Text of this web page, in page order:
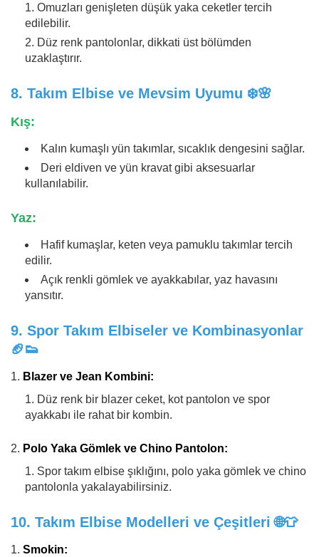
Omuzları genişleten düşük yaka ceketler tercih
edilebilir.
Düz renk pantolonlar, dikkati üst bölümden
uzaklaştırır.
8. Takım Elbise ve Mevsim Uyumu ❄️🌸
Kış:
Kalın kumaşlı yün takımlar, sıcaklık dengesini sağlar.
Deri eldiven ve yün kravat gibi aksesuarlar
kullanılabilir.
Yaz:
Hafif kumaşlar, keten veya pamuklu takımlar tercih
edilir.
Açık renkli gömlek ve ayakkabılar, yaz havasını
yansıtır.
9. Spor Takım Elbiseler ve Kombinasyonlar
🏈👟
Blazer ve Jean Kombini:
Düz renk bir blazer ceket, kot pantolon ve spor
ayakkabı ile rahat bir kombin.
Polo Yaka Gömlek ve Chino Pantolon:
Spor takım elbise şıklığını, polo yaka gömlek ve chino
pantolonla yakalayabilirsiniz.
10. Takım Elbise Modelleri ve Çeşitleri 🌐👕
Smokin: